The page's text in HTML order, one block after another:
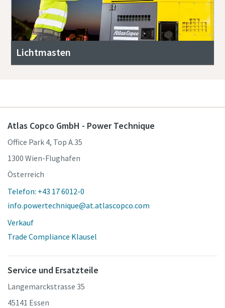
Lichtmasten
Atlas Copco GmbH - Power Technique
Office Park 4, Top A.35
1300 Wien-Flughafen
Österreich
Telefon: +43 17 6012-0
info.powertechnique@at.atlascopco.com
Verkauf
Trade Compliance Klausel
Service und Ersatzteile
Langemarckstrasse 35
45141 Essen